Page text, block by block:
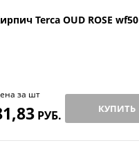
Terca OUD ROSE wf50
за шт
РУБ. КУПИТЬ